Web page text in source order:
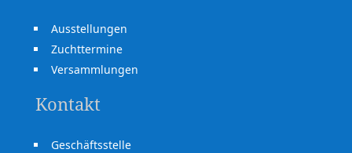
Ausstellungen
Zuchttermine
Versammlungen
Kontakt
Geschäftsstelle